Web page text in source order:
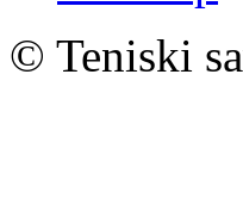
© Teniski